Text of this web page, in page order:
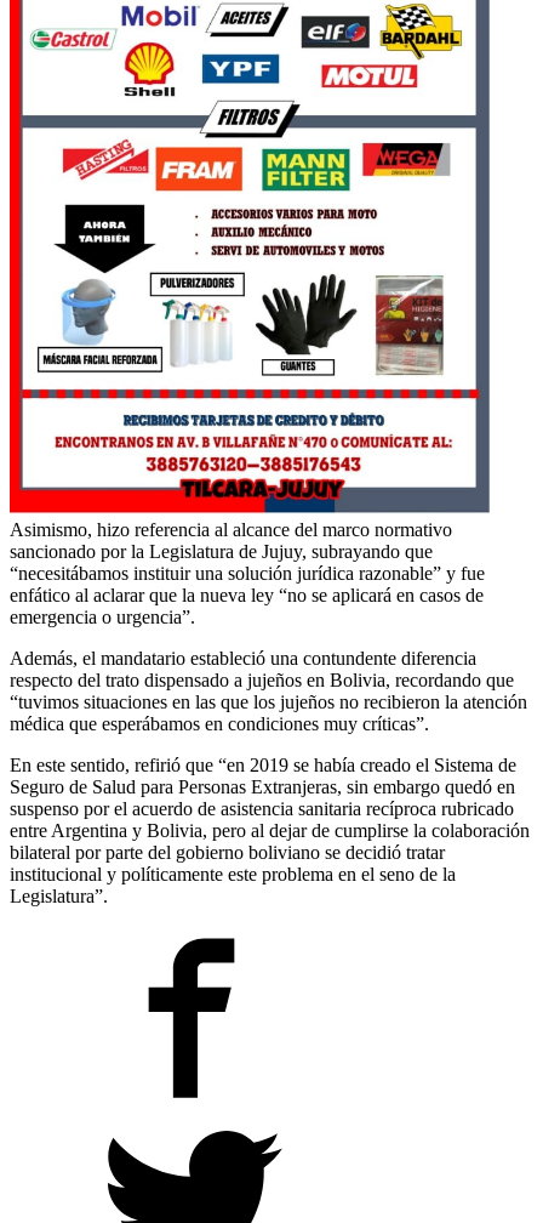
Asimismo, hizo referencia al alcance del marco normativo
sancionado por la Legislatura de Jujuy, subrayando que
“necesitábamos instituir una solución jurídica razonable” y fue
enfático al aclarar que la nueva ley “no se aplicará en casos de
emergencia o urgencia”.
Además, el mandatario estableció una contundente diferencia
respecto del trato dispensado a jujeños en Bolivia, recordando que
“tuvimos situaciones en las que los jujeños no recibieron la atención
médica que esperábamos en condiciones muy críticas”.
En este sentido, refirió que “en 2019 se había creado el Sistema de
Seguro de Salud para Personas Extranjeras, sin embargo quedó en
suspenso por el acuerdo de asistencia sanitaria recíproca rubricado
entre Argentina y Bolivia, pero al dejar de cumplirse la colaboración
bilateral por parte del gobierno boliviano se decidió tratar
institucional y políticamente este problema en el seno de la
Legislatura”.